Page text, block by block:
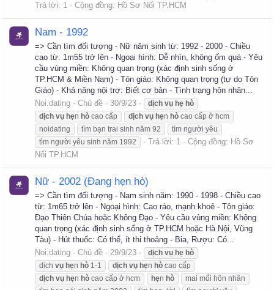
Trả lời: 1 Cộng đồng: Hồ Sơ Nối TP.HCM
Nam - 1992
=> Cần tìm đối tượng - Nữ năm sinh từ: 1992 - 2000 - Chiều
cao từ: 1m55 trở lên - Ngoại hình: Dễ nhìn, không ốm quá - Yêu
cầu vùng miền: Không quan trọng (xác định sinh sống ở
TP.HCM & Miền Nam) - Tôn giáo: Không quan trọng (tự do Tôn
Giáo) - Khả năng nội trợ: Biết cơ bản - Tình trạng hôn nhân...
Noi.dating
Chủ đề 30/9/23 dịch vụ hẹ hò
dịch vụ hẹn hò cao cấp dịch vụ hẹn hò cao cấp ở hcm
noidating
tìm bạn trai sinh năm 92
tìm người yêu
tìm người yêu sinh năm 1992
Trả lời: 1 Cộng đồng: Hồ Sơ
Nối TP.HCM
Nữ - 2002 (Đang hẹn hò)
=> Cần tìm đối tượng - Nam sinh năm: 1990 - 1998 - Chiều cao
từ: 1m65 trở lên - Ngoại hình: Cao ráo, mạnh khoẻ - Tôn giáo:
Đạo Thiên Chúa hoặc Không Đạo - Yêu cầu vùng miền: Không
quan trọng (xác định sinh sống ở TP.HCM hoặc Hà Nội, Vũng
Tàu) - Hút thuốc: Có thể, ít thi thoảng - Bia, Rượu: Có...
Noi.dating
Chủ đề 29/9/23 dịch vụ hẹ hò
dich vụ hẹn hò 1-1 dịch vụ hẹn hò cao cấp
dịch vụ hẹn hò cao cấp ở hcm hẹn hò
mai mối hôn nhân